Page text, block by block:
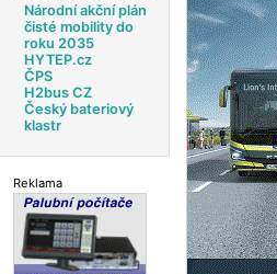
Národní akční plán
čisté mobility do
roku 2035
HYTEP.cz
ČPS
H2bus CZ
Český bateriový
klastr
Reklama